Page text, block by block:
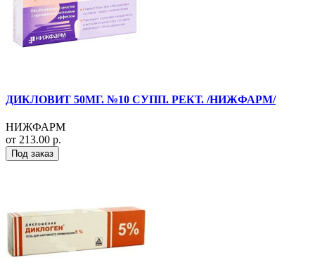
ДИКЛОВИТ 50МГ. №10 СУПП. РЕКТ. /НИЖФАРМ/
НИЖФАРМ
от 213.00 р.
Под заказ